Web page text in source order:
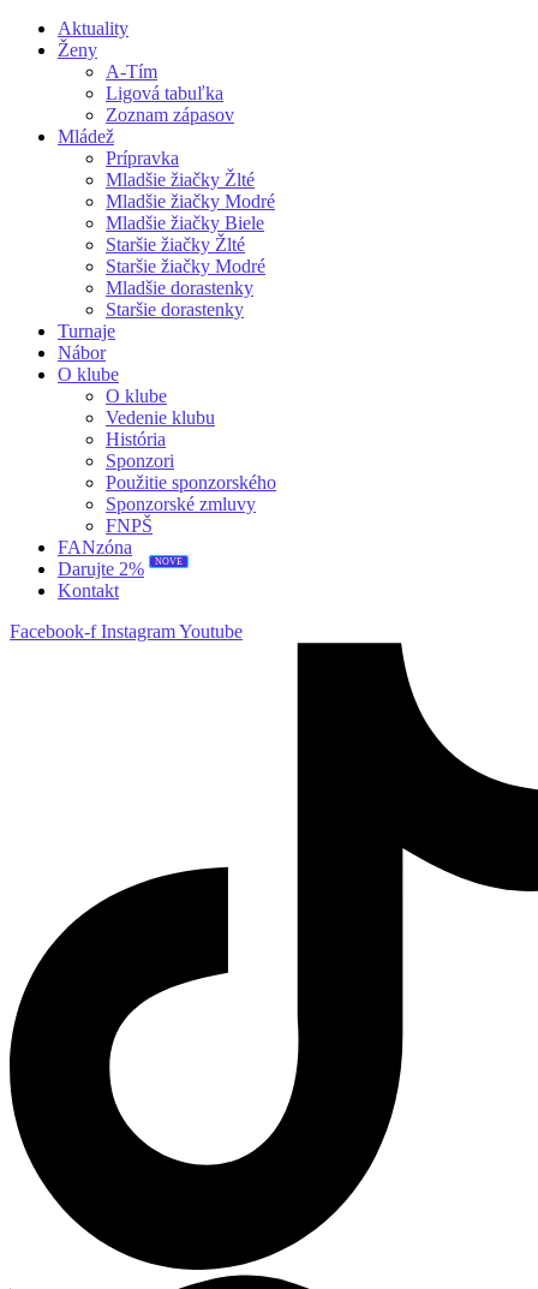
Aktuality
Ženy
A-Tím
Ligová tabuľka
Zoznam zápasov
Mládež
Prípravka
Mladšie žiačky Žlté
Mladšie žiačky Modré
Mladšie žiačky Biele
Staršie žiačky Žlté
Staršie žiačky Modré
Mladšie dorastenky
Staršie dorastenky
Turnaje
Nábor
O klube
O klube
Vedenie klubu
História
Sponzori
Použitie sponzorského
Sponzorské zmluvy
FNPŠ
FANzóna
Darujte 2%
NOVÉ
Kontakt
Facebook-f InstagramYoutube